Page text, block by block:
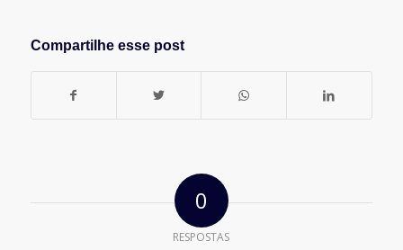
Compartilhe esse post
0
RESPOSTAS